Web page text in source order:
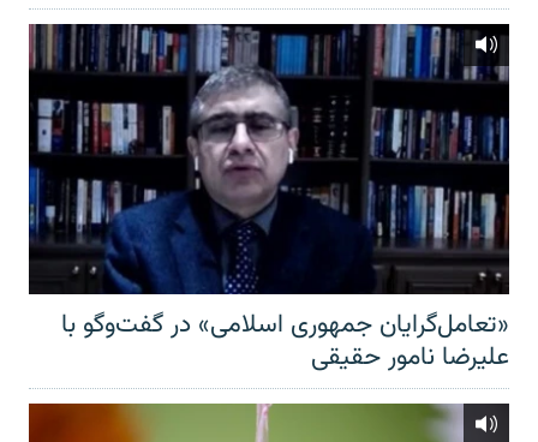
«تعامل‌گرایان جمهوری اسلامی» در گفت‌وگو با
علیرضا نامور حقیقی